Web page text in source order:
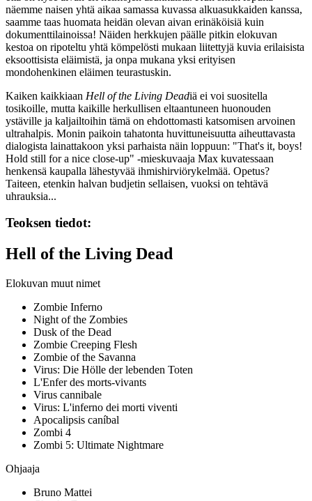
näemme naisen yhtä aikaa samassa kuvassa alkuasukkaiden kanssa,
saamme taas huomata heidän olevan aivan erinäköisiä kuin
dokumenttilainoissa! Näiden herkkujen päälle pitkin elokuvan
kestoa on ripoteltu yhtä kömpelösti mukaan liitettyjä kuvia erilaisista
eksoottisista eläimistä, ja onpa mukana yksi erityisen
mondohenkinen eläimen teurastuskin.
Kaiken kaikkiaan Hell of the Living Deadiä ei voi suositella
tosikoille, mutta kaikille herkullisen eltaantuneen huonouden
ystäville ja kaljailtoihin tämä on ehdottomasti katsomisen arvoinen
ultrahalpis. Monin paikoin tahatonta huvittuneisuutta aiheuttavasta
dialogista lainattakoon yksi parhaista näin loppuun: "That's it, boys!
Hold still for a nice close‑up" ‑mieskuvaaja Max kuvatessaan
henkensä kaupalla lähestyvää ihmishirviörykelmää. Opetus?
Taiteen, etenkin halvan budjetin sellaisen, vuoksi on tehtävä
uhrauksia...
Teoksen tiedot:
Hell of the Living Dead
Elokuvan muut nimet
Zombie Inferno
Night of the Zombies
Dusk of the Dead
Zombie Creeping Flesh
Zombie of the Savanna
Virus: Die Hölle der lebenden Toten
L'Enfer des morts-vivants
Virus cannibale
Virus: L'inferno dei morti viventi
Apocalipsis caníbal
Zombi 4
Zombi 5: Ultimate Nightmare
Ohjaaja
Bruno Mattei